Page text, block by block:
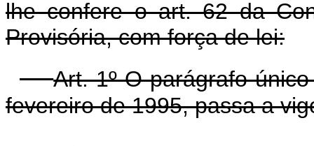
lhe confere o art. 62 da
Provisória, com força de lei:
Art. 1º O parágrafo
fevereiro de 1995, passa a